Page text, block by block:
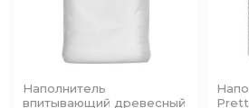
Наполнитель
впитывающий древесный